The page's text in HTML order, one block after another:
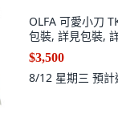
OLFA 可愛小刀
包裝, 詳見包裝,
$3,500
8/12 星期三 預計